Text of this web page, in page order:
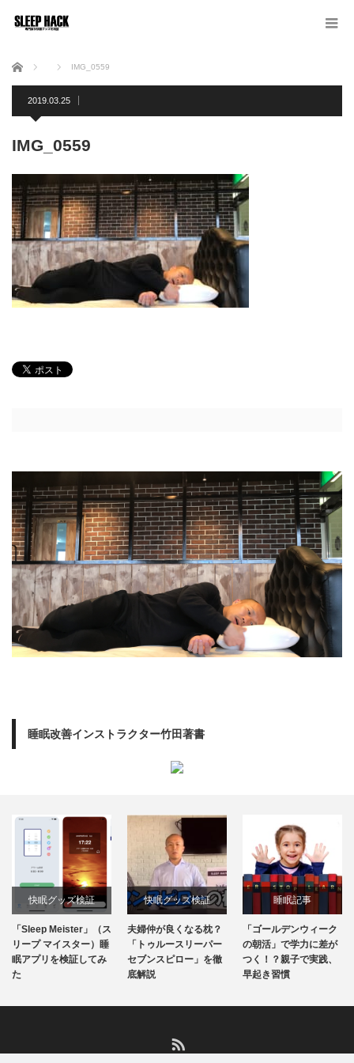
ホーム IMG_0559
2019.03.25
IMG_0559
睡眠改善インストラクター竹田著書
快眠グッズ検証
「Sleep Meister」（ス
リープ マイスター）睡
眠アプリを検証してみ
た
快眠グッズ検証
夫婦仲が良くなる枕？
「トゥルースリーパー
セブンスピロー」を徹
底解説
睡眠記事
「ゴールデンウィーク
の朝活」で学力に差が
つく！？親子で実践、
早起き習慣